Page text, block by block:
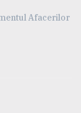
Afacerilor